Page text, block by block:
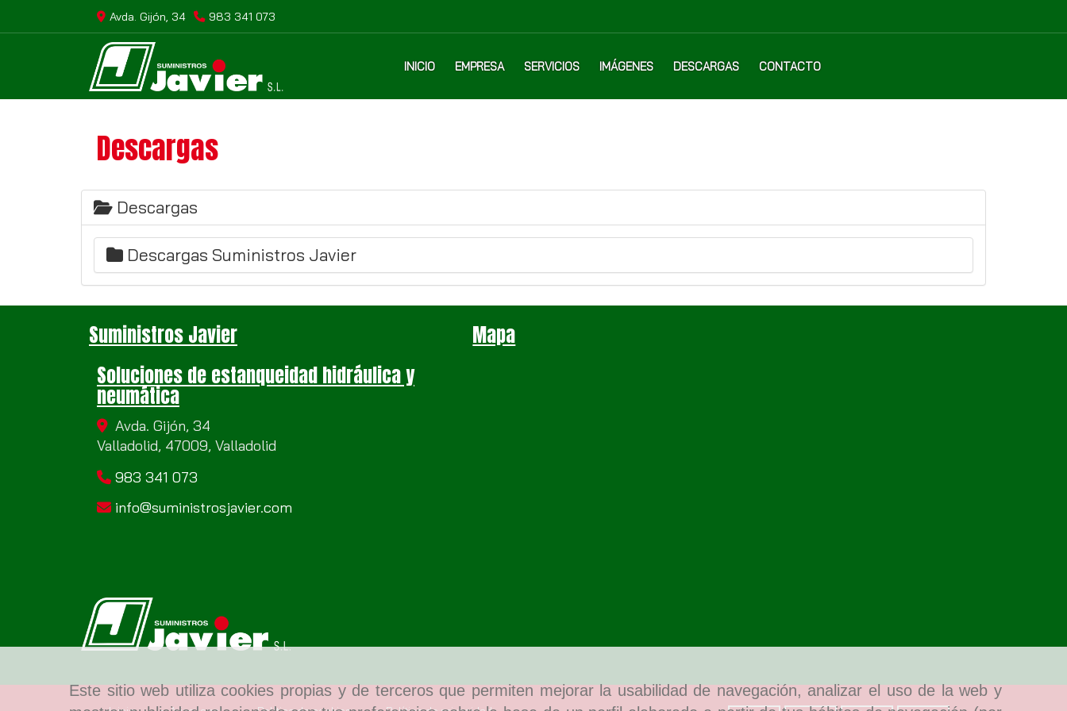
Este sitio web utiliza cookies propias y de terceros que permiten mejorar la usabilidad de navegación, analizar el uso de la web y
Avda. Gijón, 34 983 341 073
INICIO EMPRESA SERVICIOS IMÁGENES DESCARGAS CONTACTO
Descargas
Descargas
Descargas Suministros Javier
Suministros Javier
Soluciones de estanqueidad hidráulica y
neumática
Avda. Gijón, 34
Valladolid, 47009, Valladolid
983 341 073
info
suministrosjavier.com
Mapa